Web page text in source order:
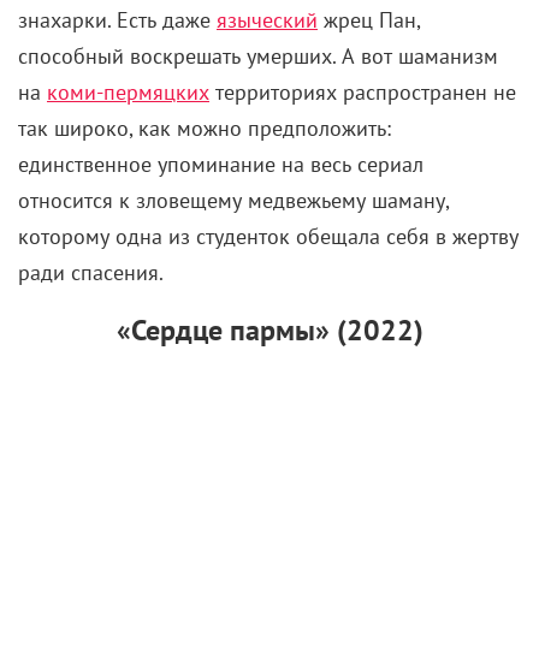
знахарки. Есть даже языческий жрец Пан,
способный воскрешать умерших. А вот шаманизм
на коми-пермяцких территориях распространен не
так широко, как можно предположить:
единственное упоминание на весь сериал
относится к зловещему медвежьему шаману,
которому одна из студенток обещала себя в жертву
ради спасения.
«Сердце пармы» (2022)